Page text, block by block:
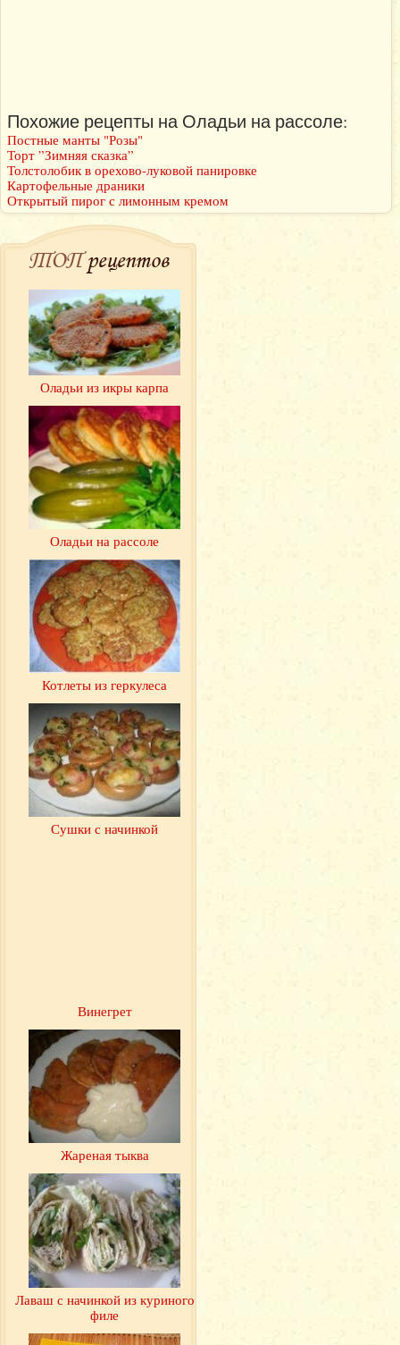
Похожие рецепты на Оладьи на рассоле:
Постные манты "Розы"
Торт ”Зимняя сказка”
Толстолобик в орехово-луковой панировке
Картофельные драники
Открытый пирог с лимонным кремом
ТОПрецептов
Оладьи из икры карпа
Оладьи на рассоле
Котлеты из геркулеса
Сушки с начинкой
Винегрет
Жареная тыква
Лаваш с начинкой из куриного
филе